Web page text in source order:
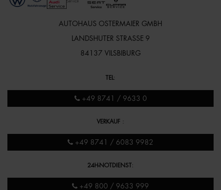
AUTOHAUS OSTERMAIER GMBH
LANDSHUTER STRASSE 9
84137 VILSBIBURG
TEL :
+49 8741 / 9633 0
VERKAUF :
+49 8741 / 6083 9982
24H-NOTDIENST:
+49 800 / 9633 999